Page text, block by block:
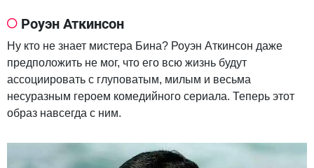
Роуэн Аткинсон
Ну кто не знает мистера Бина? Роуэн Аткинсон даже
предположить не мог, что его всю жизнь будут
ассоциировать с глуповатым, милым и весьма
несуразным героем комедийного сериала. Теперь этот
образ навсегда с ним.